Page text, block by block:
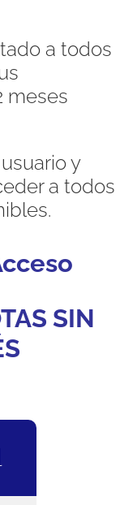
a todos
meses
y
a todos
SIN